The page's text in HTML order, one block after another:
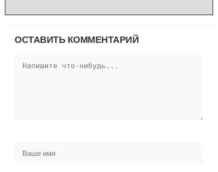
ОСТАВИТЬ КОММЕНТАРИЙ